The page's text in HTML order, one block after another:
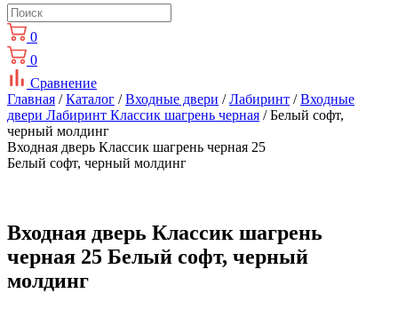
0
0
Сравнение
Главная /Каталог /Входные двери /Лабиринт /Входные
двери Лабиринт Классик шагрень черная / Белый софт,
черный молдинг
Входная дверь Классик шагрень черная 25
Белый софт, черный молдинг
Входная дверь Классик шагрень
черная 25 Белый софт, черный
молдинг